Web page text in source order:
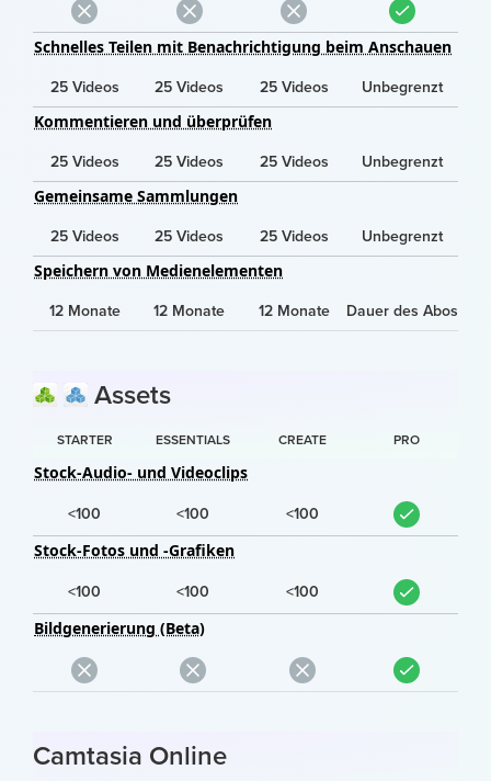
Schnelles Teilen mit Benachrichtigung beim Anschauen
25 Videos 25 Videos 25 Videos Unbegrenzt
Kommentieren und überprüfen
25 Videos 25 Videos 25 Videos Unbegrenzt
Gemeinsame Sammlungen
25 Videos 25 Videos 25 Videos Unbegrenzt
Speichern von Medienelementen
12 Monate 12 Monate 12 Monate Dauer des Abos
Assets
STARTER ESSENTIALS CREATE PRO
Stock-Audio- und Videoclips
<100 <100 <100
Stock-Fotos und -Grafiken
<100 <100 <100
Bildgenerierung (Beta)
Camtasia Online